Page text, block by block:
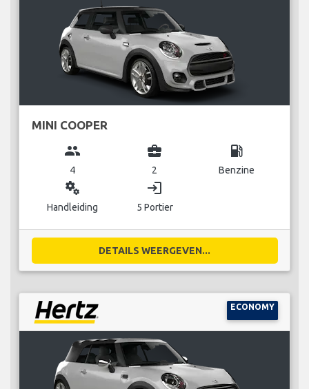
MINI COOPER
group
4
business_center
2
local_gas_station
Benzine
miscellaneous_services
Handleiding
login
5 Portier
DETAILS WEERGEVEN...
ECONOMY